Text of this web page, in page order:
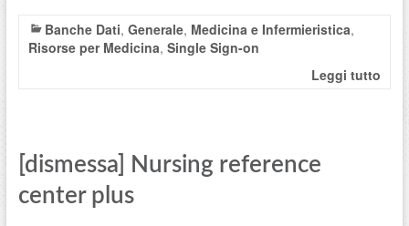
Banche Dati, Generale, Medicina e Infermieristica,
Risorse per Medicina, Single Sign-on
Leggi tutto
[dismessa] Nursing reference
center plus